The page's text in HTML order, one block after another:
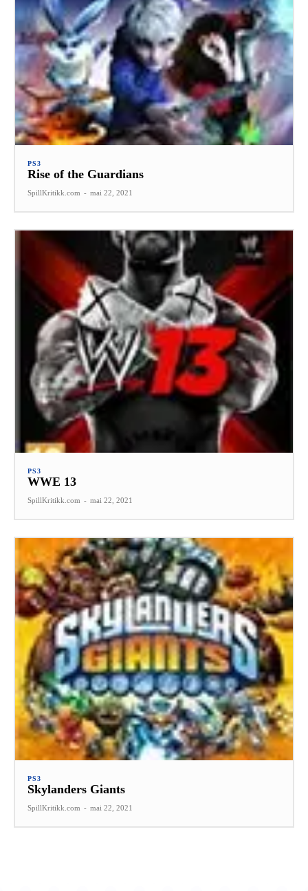
PS3
Rise of the Guardians
SpillKritikk.com - mai 22, 2021
PS3
WWE 13
SpillKritikk.com - mai 22, 2021
PS3
Skylanders Giants
SpillKritikk.com - mai 22, 2021